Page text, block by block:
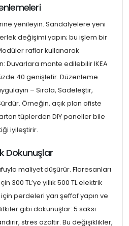
yenileyin. Sandalyelere yeni
değişimi yapın; bu işlem bir
raflar kullanarak
Duvarlara monte edilebilir IKEA
40 genişletir. Düzenleme
– Sırala, Sadeleştir,
Örneğin, açık plan ofiste
tüplerden DIY paneller bile
iyileştirir.
Dokunuşlar
maliyet düşürür. Floresanları
300 TL’ye yıllık 500 TL elektrik
için perdeleri yarı şeffaf yapın ve
gibi dokunuşlar: 5 saksı
stres azaltır. Bu değişiklikler,